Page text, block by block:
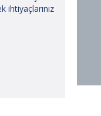
ihtiyaçlarınız